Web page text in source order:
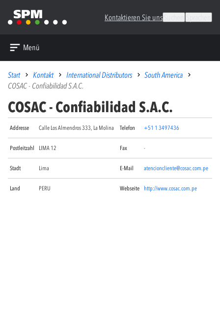
Kontaktieren Sie uns
Menü
Start Kontakt International Distributors
South America
COSAC - Confiabilidad S.A.C.
COSAC - Confiabilidad S.A.C.
Addresse Calle Los Almendros 333, La Molina Telefon +51 1 3497436
Postleitzahl LIMA 12 Fax -
Stadt Lima E-Mail atencioncliente@cosac.com.pe
Land PERU Webseite http://www.cosac.com.pe